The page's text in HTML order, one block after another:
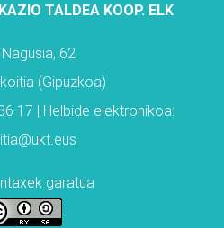
TALDEA KOOP. ELK
62
(Gipuzkoa)
17 | Helbide elektronikoa:
garatua